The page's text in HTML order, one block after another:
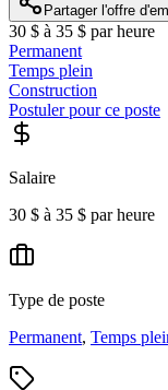
Partager l'offre
30 $ à 35 $ par heure
Permanent
Temps plein
Construction
Postuler pour ce poste
Salaire
30 $ à 35 $ par heure
Type de poste
Permanent, Temps